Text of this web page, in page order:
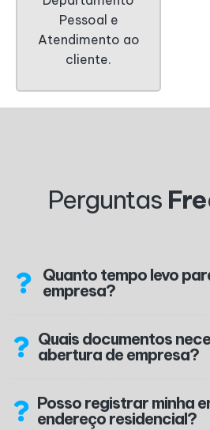
Pessoal e
Atendimento ao
cliente.
Perguntas
Quanto tempo levo
empresa?
Quais documentos
abertura de empresa?
Posso registrar minha
endereço residencial?